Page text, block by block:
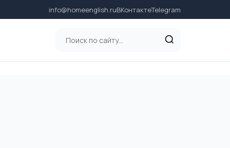
info@homeenglish.ruВКонтактеTelegram